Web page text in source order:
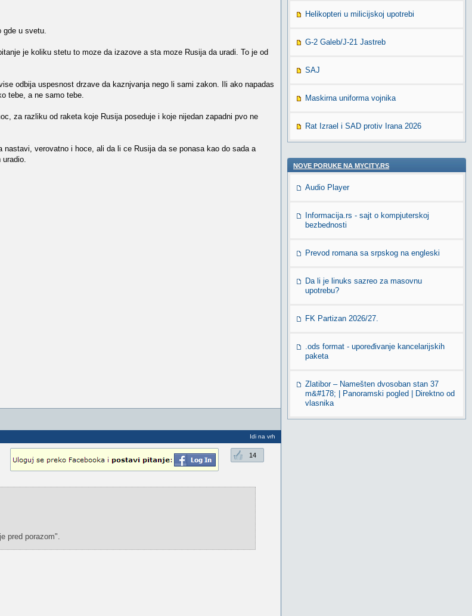
gde u svetu.
je koliku stetu to moze da izazove a sta moze Rusija da uradi. To je od
odbija uspesnost drzave da kaznjvanja nego li sami zakon. Ili ako napadas
tebe, a ne samo tebe.
za razliku od raketa koje Rusija poseduje i koje nijedan zapadni pvo ne
verovatno i hoce, ali da li ce Rusija da se ponasa kao do sada a
Idi na vrh
14
pred porazom".
Helikopteri u milicijskoj upotrebi
G-2 Galeb/J-21 Jastreb
SAJ
Maskirna uniforma vojnika
Rat Izrael i SAD protiv Irana 2026
NOVE PORUKE NA MYCITY.RS
Audio Player
Informacija.rs - sajt o kompjuterskoj
bezbednosti
Prevod romana sa srpskog na engleski
Da li je linuks sazreo za masovnu
upotrebu?
FK Partizan 2026/27.
.ods format - upoređivanje kancelarijskih
paketa
Zlatibor – Namešten dvosoban stan 37
m&#178; | Panoramski pogled | Direktno od
vlasnika